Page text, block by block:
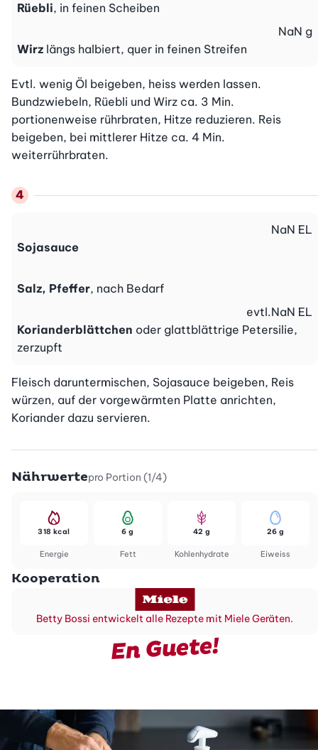
Rüebli, in feinen Scheiben
Wirz längs halbiert, quer in feinen Streifen
NaN g
Evtl. wenig Öl beigeben, heiss werden lassen.
Bundzwiebeln, Rüebli und Wirz ca. 3 Min.
portionenweise rührbraten, Hitze reduzieren. Reis
beigeben, bei mittlerer Hitze ca. 4 Min.
weiterrührbraten.
Sojasauce
NaN EL
Salz, Pfeffer, nach Bedarf
Korianderblättchen oder glattblättrige Petersilie,
zerzupft
evtl.NaN EL
Fleisch daruntermischen, Sojasauce beigeben, Reis
würzen, auf der vorgewärmten Platte anrichten,
Koriander dazu servieren.
Nährwertepro Portion (1/4)
Energie
318 kcal
Fett
6 g
Kohlenhydrate
42 g
Eiweiss
26 g
Kooperation
Betty Bossi entwickelt alle Rezepte mit Miele Geräten.
En Guete!